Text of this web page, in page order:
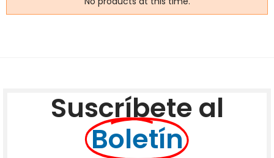
Suscríbete al
Boletín